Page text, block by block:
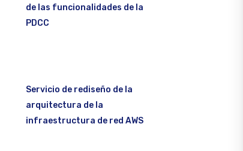
de las funcionalidades de la
PDCC
Servicio de rediseño de la
arquitectura de la
infraestructura de red AWS